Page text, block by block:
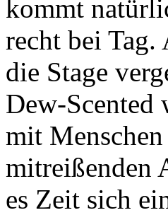
kommt
recht bei Tag.
die Stage
Dew-
mit
mitreißenden
es Zeit sich